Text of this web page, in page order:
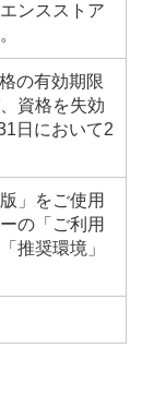
ンスストア
の有効期限
資格を失効
日において2
」をご使用
の「ご利用
推奨環境」